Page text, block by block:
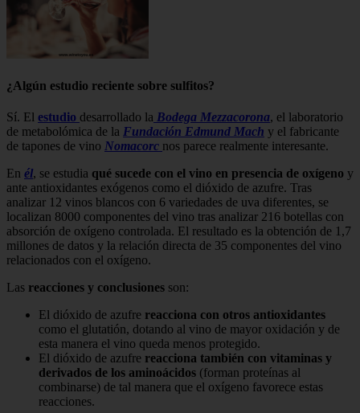
¿Algún estudio reciente sobre sulfitos?
Sí. El estudio desarrollado la Bodega Mezzacorona, el laboratorio
de metabolómica de la Fundación Edmund Mach y el fabricante
de tapones de vino Nomacorc nos parece realmente interesante.
En él, se estudia qué sucede con el vino en presencia de oxígeno y
ante antioxidantes exógenos como el dióxido de azufre. Tras
analizar 12 vinos blancos con 6 variedades de uva diferentes, se
localizan 8000 componentes del vino tras analizar 216 botellas con
absorción de oxígeno controlada. El resultado es la obtención de 1,7
millones de datos y la relación directa de 35 componentes del vino
relacionados con el oxígeno.
Las reacciones y conclusiones son:
El dióxido de azufre reacciona con otros antioxidantes
como el glutatión, dotando al vino de mayor oxidación y de
esta manera el vino queda menos protegido.
El dióxido de azufre reacciona también con vitaminas y
derivados de los aminoácidos (forman proteínas al
combinarse) de tal manera que el oxígeno favorece estas
reacciones.